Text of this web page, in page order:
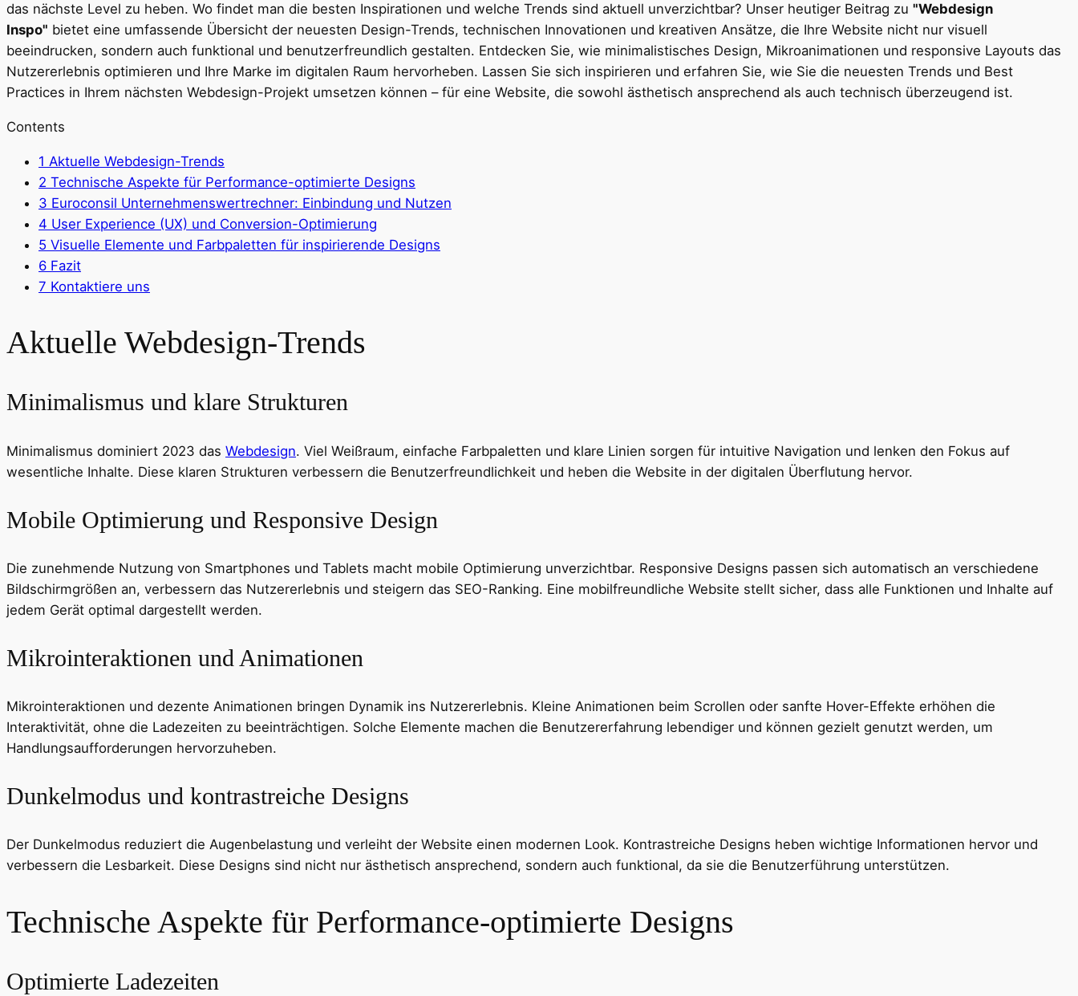
das nächste Level zu heben. Wo findet man die besten Inspirationen und welche Trends sind aktuell unverzichtbar? Unser heutiger Beitrag zu "Webdesign
Inspo" bietet eine umfassende Übersicht der neuesten Design-Trends, technischen Innovationen und kreativen Ansätze, die Ihre Website nicht nur visuell
beeindrucken, sondern auch funktional und benutzerfreundlich gestalten. Entdecken Sie, wie minimalistisches Design, Mikroanimationen und responsive Layouts das
Nutzererlebnis optimieren und Ihre Marke im digitalen Raum hervorheben. Lassen Sie sich inspirieren und erfahren Sie, wie Sie die neuesten Trends und Best
Practices in Ihrem nächsten Webdesign-Projekt umsetzen können – für eine Website, die sowohl ästhetisch ansprechend als auch technisch überzeugend ist.
Contents
1 Aktuelle Webdesign-Trends
2 Technische Aspekte für Performance-optimierte Designs
3 Euroconsil Unternehmenswertrechner: Einbindung und Nutzen
4 User Experience (UX) und Conversion-Optimierung
5 Visuelle Elemente und Farbpaletten für inspirierende Designs
6 Fazit
7 Kontaktiere uns
Aktuelle Webdesign-Trends
Minimalismus und klare Strukturen
Minimalismus dominiert 2023 das Webdesign. Viel Weißraum, einfache Farbpaletten und klare Linien sorgen für intuitive Navigation und lenken den Fokus auf
wesentliche Inhalte. Diese klaren Strukturen verbessern die Benutzerfreundlichkeit und heben die Website in der digitalen Überflutung hervor.
Mobile Optimierung und Responsive Design
Die zunehmende Nutzung von Smartphones und Tablets macht mobile Optimierung unverzichtbar. Responsive Designs passen sich automatisch an verschiedene
Bildschirmgrößen an, verbessern das Nutzererlebnis und steigern das SEO-Ranking. Eine mobilfreundliche Website stellt sicher, dass alle Funktionen und Inhalte auf
jedem Gerät optimal dargestellt werden.
Mikrointeraktionen und Animationen
Mikrointeraktionen und dezente Animationen bringen Dynamik ins Nutzererlebnis. Kleine Animationen beim Scrollen oder sanfte Hover-Effekte erhöhen die
Interaktivität, ohne die Ladezeiten zu beeinträchtigen. Solche Elemente machen die Benutzererfahrung lebendiger und können gezielt genutzt werden, um
Handlungsaufforderungen hervorzuheben.
Dunkelmodus und kontrastreiche Designs
Der Dunkelmodus reduziert die Augenbelastung und verleiht der Website einen modernen Look. Kontrastreiche Designs heben wichtige Informationen hervor und
verbessern die Lesbarkeit. Diese Designs sind nicht nur ästhetisch ansprechend, sondern auch funktional, da sie die Benutzerführung unterstützen.
Technische Aspekte für Performance-optimierte Designs
Optimierte Ladezeiten